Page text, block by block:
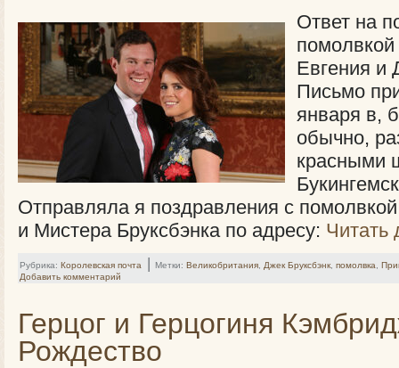
Ответ на
Евгения и
Письмо
января в,
обычно,
красными
Отправляла я поздравления с
и Мистера Бруксбэнка по адресу: Читать
Рубрика: Королевская почта | Метки: Великобритания Джек Бруксбэнк помолвка
Добавить комментарий
Герцог и Герцогиня
Рождество